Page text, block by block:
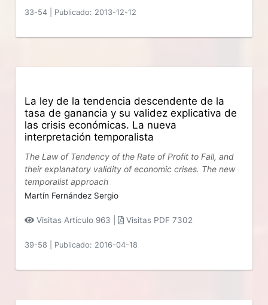
33-54 Publicado: 2013-12-12
La ley de la tendencia descendente de la
tasa de ganancia y su validez explicativa de
las crisis económicas. La nueva
interpretación temporalista
The Law of Tendency of the Rate of Profit to Fall, and
their explanatory validity of economic crises. The new
temporalist approach
Martín Fernández Sergio
Visitas Artículo 963 | Visitas PDF 7302
39-58 Publicado: 2016-04-18